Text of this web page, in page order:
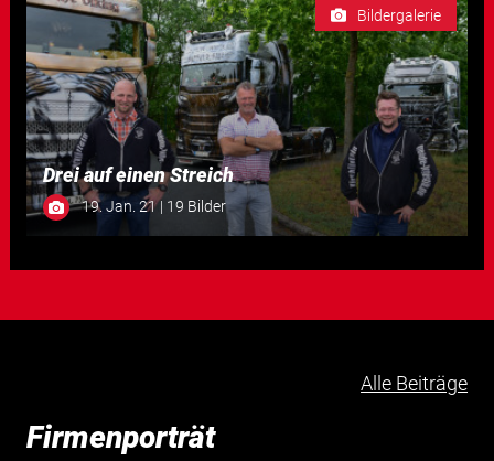
Bildergalerie
Drei auf einen Streich
19. Jan. 21 | 19 Bilder
Firmenporträt
Alle Beiträge